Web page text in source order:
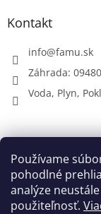
Používame
pohodlné
analýze
použiteľnosť.
Kontakt
info@famu.sk
Záhrada:
Voda, Plyn,